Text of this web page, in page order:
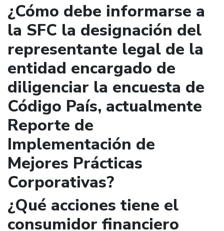
¿Cómo debe informarse a
la SFC la designación del
representante legal de la
entidad encargado de
diligenciar la encuesta de
Código País, actualmente
Reporte de
Implementación de
Mejores Prácticas
Corporativas?
¿Qué acciones tiene el
consumidor financiero